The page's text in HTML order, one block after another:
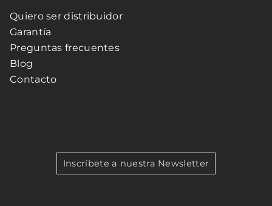
Quiero ser distribuidor
Garantía
Preguntas frecuentes
Blog
Contacto
Inscríbete a nuestra Newsletter